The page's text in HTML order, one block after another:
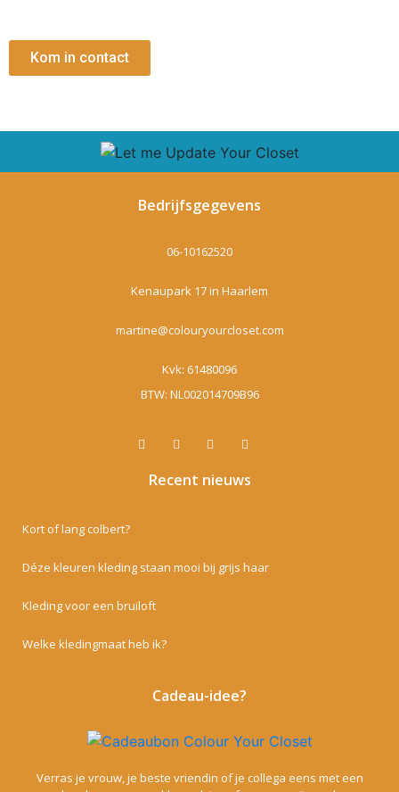
Kom in contact
Bedrijfsgegevens
06-10162520
Kenaupark 17 in Haarlem
martine@colouryourcloset.com
Kvk: 61480096
BTW: NL002014709B96
Recent nieuws
Kort of lang colbert?
Déze kleuren kleding staan mooi bij grijs haar
Kleding voor een bruiloft
Welke kledingmaat heb ik?
Cadeau-idee?
Verras je vrouw, je beste vriendin of je collega eens met een